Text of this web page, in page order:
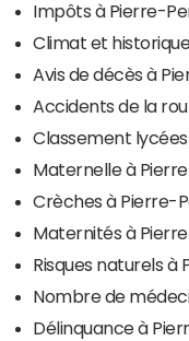
Impôts à Pierre-
Climat et
Avis de décès à
Accidents de la
Classement
Maternelle à
Crèches à Pierre-
Maternités à
Risques naturels à
Nombre de
Délinquance à